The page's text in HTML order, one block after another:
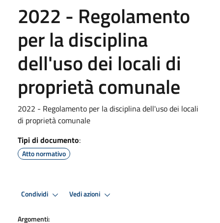
2022 - Regolamento
per la disciplina
dell'uso dei locali di
proprietà comunale
2022 - Regolamento per la disciplina dell'uso dei locali
di proprietà comunale
Tipi di documento:
Atto normativo
Condividi Vedi azioni
Argomenti: